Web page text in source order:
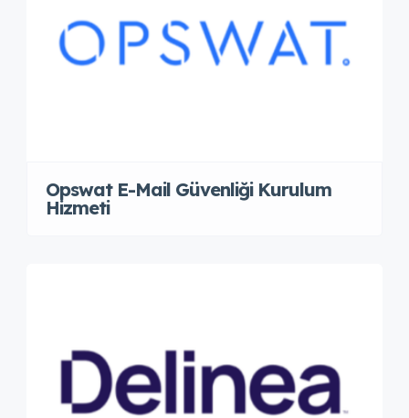
Opswat E-Mail Güvenliği Kurulum
Hizmeti